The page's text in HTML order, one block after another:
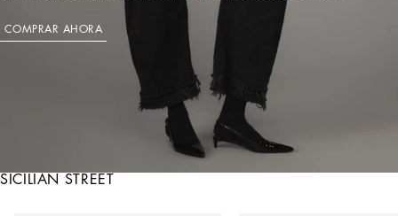
COMPRAR AHORA
SICILIAN STREET